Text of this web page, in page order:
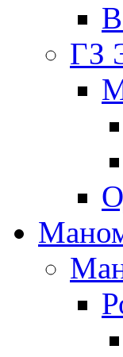
ГЗ